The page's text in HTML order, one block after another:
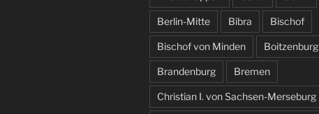
Berlin-Mitte Bibra Bischof
Bischof von Minden Boitzenburg
Brandenburg Bremen
Christian I. von Sachsen-Merseburg